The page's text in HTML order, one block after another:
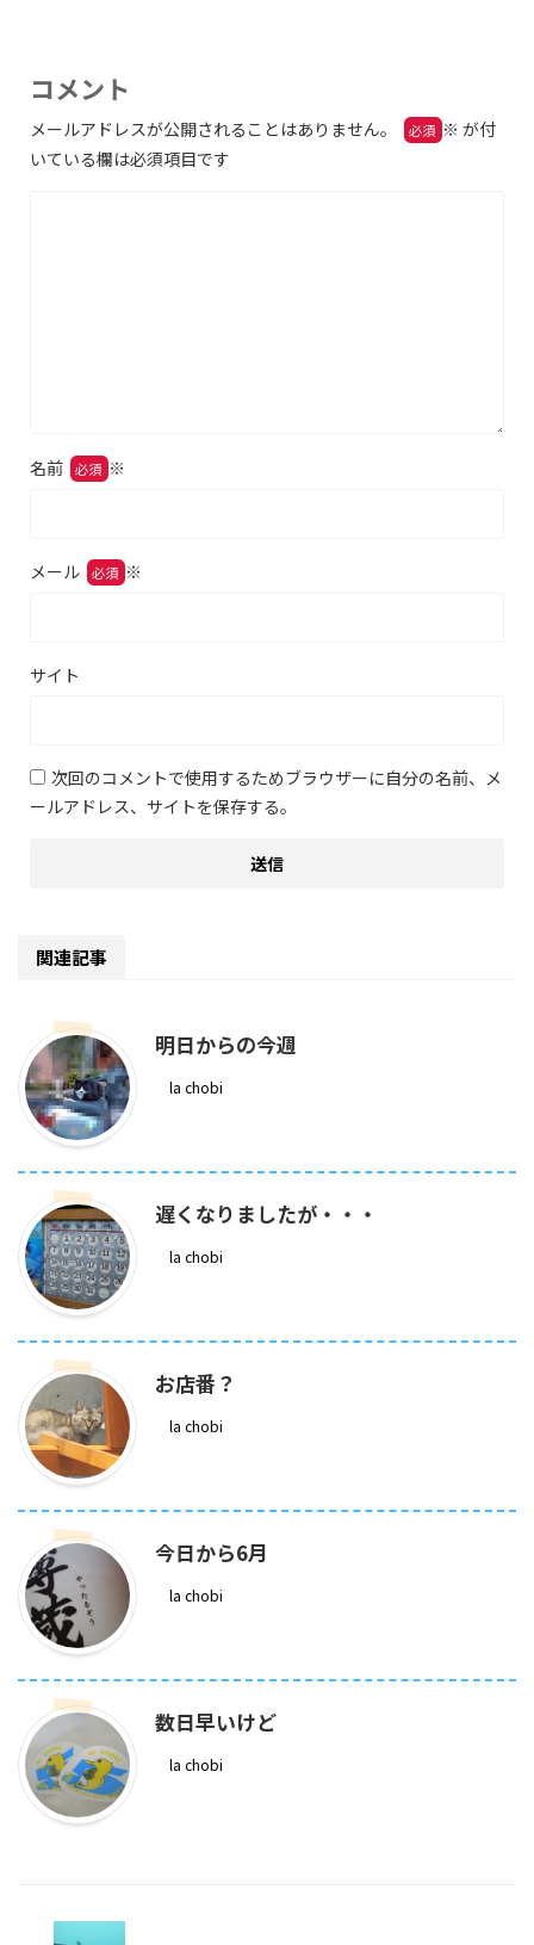
コメント
メールアドレスが公開されることはありません。 ※ が付
いている欄は必須項目です
名前 ※
メール ※
サイト
次回のコメントで使用するためブラウザーに自分の名前、メ
ールアドレス、サイトを保存する。
関連記事
明日からの今週
la chobi
遅くなりましたが・・・
la chobi
お店番？
la chobi
今日から6月
la chobi
数日早いけど
la chobi